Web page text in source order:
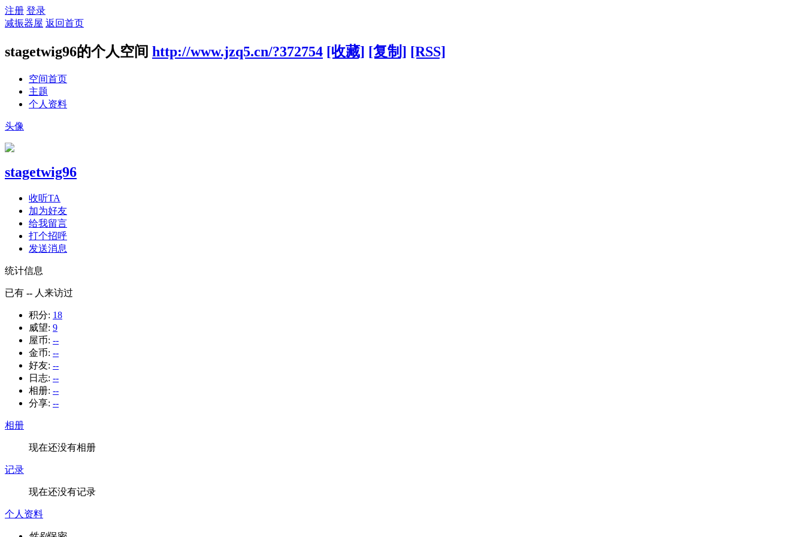
注册 登录
减振器屋 返回首页
stagetwig96的个人空间 http://www.jzq5.cn/?372754 [收藏] [复制] [RSS]
空间首页
主题
个人资料
头像
stagetwig96
收听TA
加为好友
给我留言
打个招呼
发送消息
统计信息
已有 -- 人来访过
积分: 18
威望: 9
屋币: --
金币: --
好友: --
日志: --
相册: --
分享: --
相册
现在还没有相册
记录
现在还没有记录
个人资料